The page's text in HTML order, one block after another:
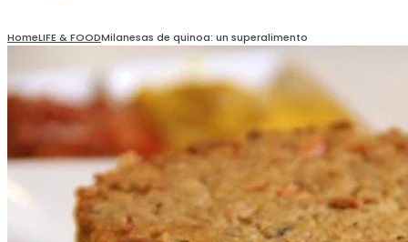
HomeLIFE & FOODMilanesas de quinoa: un superalimento